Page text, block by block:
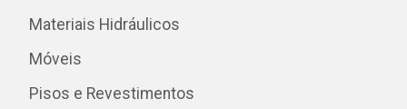
Materiais Hidráulicos
Móveis
Pisos e Revestimentos